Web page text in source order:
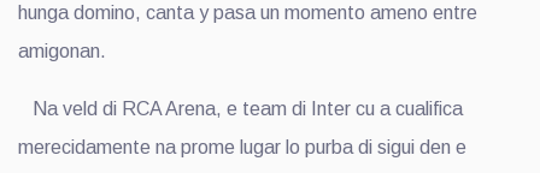
hunga domino, canta y pasa un momento ameno entre
amigonan.
Na veld di RCA Arena, e team di Inter cu a cualifica
merecidamente na prome lugar lo purba di sigui den e